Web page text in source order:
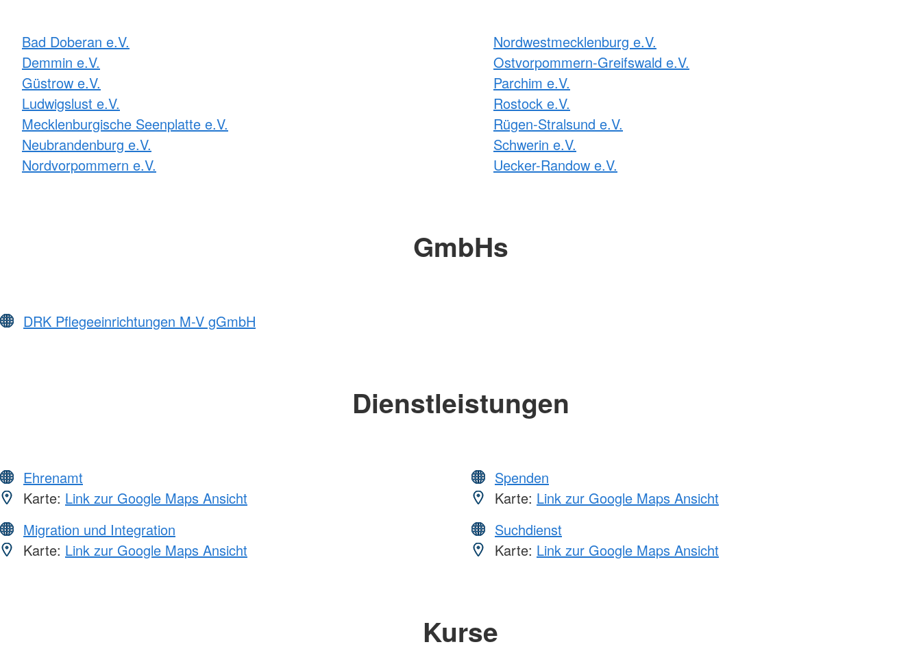
Bad Doberan e.V.
Demmin e.V.
Güstrow e.V.
Ludwigslust e.V.
Mecklenburgische Seenplatte e.V.
Neubrandenburg e.V.
Nordvorpommern e.V.
Nordwestmecklenburg e.V.
Ostvorpommern-Greifswald e.V.
Parchim e.V.
Rostock e.V.
Rügen-Stralsund e.V.
Schwerin e.V.
Uecker-Randow e.V.
GmbHs
DRK Pflegeeinrichtungen M-V gGmbH
Dienstleistungen
Ehrenamt
Karte: Link zur Google Maps Ansicht
Migration und Integration
Karte: Link zur Google Maps Ansicht
Spenden
Karte: Link zur Google Maps Ansicht
Suchdienst
Karte: Link zur Google Maps Ansicht
Kurse